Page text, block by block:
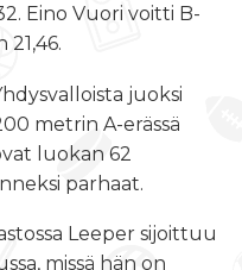
Eino Vuori voitti B-
juoksi
metrin A-erässä
luokan 62
parhaat.
Leeper sijoittuu
missä hän on